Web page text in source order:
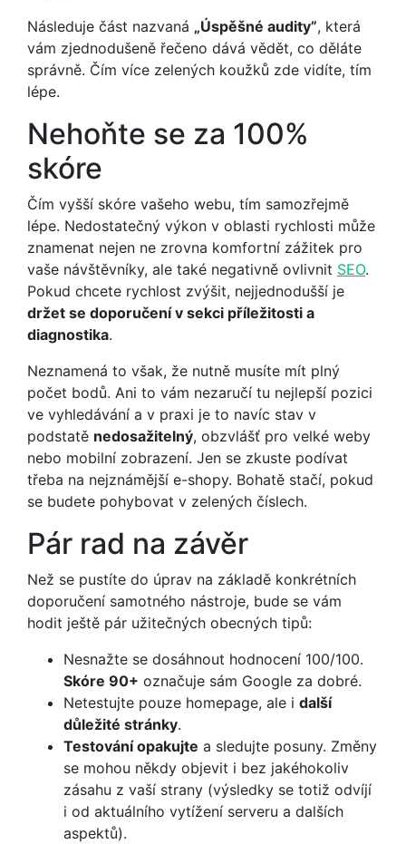
Následuje část nazvaná „Úspěšné audity”, která
vám zjednodušeně řečeno dává vědět, co děláte
správně. Čím více zelených koužků zde vidíte, tím
lépe.
Nehoňte se za 100%
skóre
Čím vyšší skóre vašeho webu, tím samozřejmě
lépe. Nedostatečný výkon v oblasti rychlosti může
znamenat nejen ne zrovna komfortní zážitek pro
vaše návštěvníky, ale také negativně ovlivnit SEO.
Pokud chcete rychlost zvýšit, nejjednodušší je
držet se doporučení v sekci příležitosti a
diagnostika.
Neznamená to však, že nutně musíte mít plný
počet bodů. Ani to vám nezaručí tu nejlepší pozici
ve vyhledávání a v praxi je to navíc stav v
podstatě nedosažitelný, obzvlášť pro velké weby
nebo mobilní zobrazení. Jen se zkuste podívat
třeba na nejznámější e-shopy. Bohatě stačí, pokud
se budete pohybovat v zelených číslech.
Pár rad na závěr
Než se pustíte do úprav na základě konkrétních
doporučení samotného nástroje, bude se vám
hodit ještě pár užitečných obecných tipů:
Nesnažte se dosáhnout hodnocení 100/100.
Skóre 90+ označuje sám Google za dobré.
Netestujte pouze homepage, ale i další
důležité stránky.
Testování opakujte a sledujte posuny. Změny
se mohou někdy objevit i bez jakéhokoliv
zásahu z vaší strany (výsledky se totiž odvíjí
i od aktuálního vytížení serveru a dalších
aspektů).